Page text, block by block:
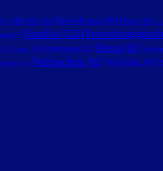
(19) BDSM (43) Bewerbung (68) Blog (45)
(17) Familie (123)
(12) krank (13) Krankenkasse (22) Mama (82)
(13) Weihnachten (83) Wohnung (49)